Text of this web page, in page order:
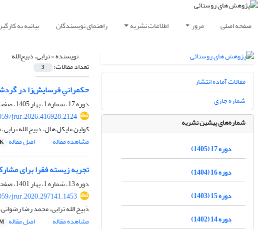
صفحه اصلی مرور اطلاعات نشریه راهنمای نویسندگان بیانیه به
نویسنده =ترابی، ذبیح‌الله
تعداد مقالات: 3
حکمرانیِ فرسایش‌زا در
دوره 17، شماره 1، بهار 1405، صفحه
jrur.2026.416928.2124
کولین مایکل هال، ذبیح الله
مشاهده مقاله
اصل مقاله
تجربه زیسته فقرا برای
دوره 13، شماره 1، بهار 1401، صفحه
jrur.2020.297141.1453
ذبیح الله ترابی، محمد رضا
مشاهده مقاله
اصل مقاله
مقالات آماده انتشار
شماره جاری
شماره‌های پیشین نشریه
دوره 17 (1405)
دوره 16 (1404)
دوره 15 (1403)
دوره 14 (1402)